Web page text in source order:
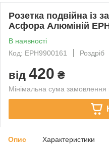
Розетка подвійна із
Асфора Алюміній
В наявності
Код: EPH9900161
Роздріб
від 420 ₴
Мінімальна сума
Опис Характеристики